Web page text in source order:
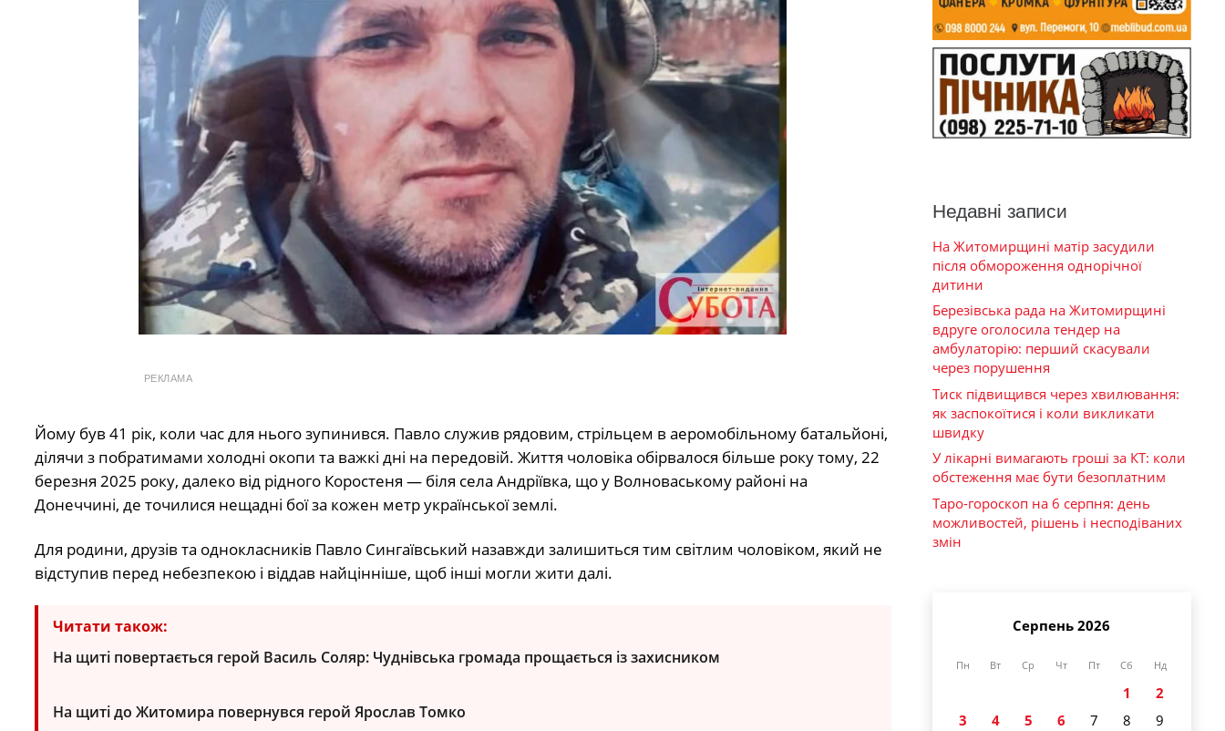
РЕКЛАМА
Йому був 41 рік, коли час для нього зупинився. Павло служив рядовим, стрільцем в аеромобільному батальйоні,
ділячи з побратимами холодні окопи та важкі дні на передовій. Життя чоловіка обірвалося більше року тому, 22
березня 2025 року, далеко від рідного Коростеня — біля села Андріївка, що у Волноваському районі на
Донеччині, де точилися нещадні бої за кожен метр української землі.
Для родини, друзів та однокласників Павло Сингаївський назавжди залишиться тим світлим чоловіком, який не
відступив перед небезпекою і віддав найцінніше, щоб інші могли жити далі.
Читати також:
На щиті повертається герой Василь Соляр: Чуднівська громада прощається із захисником
На щиті до Житомира повернувся герой Ярослав Томко
Недавні записи
На Житомирщині матір засудили
після обмороження однорічної
дитини
Березівська рада на Житомирщині
вдруге оголосила тендер на
амбулаторію: перший скасували
через порушення
Тиск підвищився через хвилювання:
як заспокоїтися і коли викликати
швидку
У лікарні вимагають гроші за КТ: коли
обстеження має бути безоплатним
Таро-гороскоп на 6 серпня: день
можливостей, рішень і несподіваних
змін
Серпень 2026
Пн Вт Ср Чт Пт Сб Нд
1
2
3
4 5 6 7 8
9